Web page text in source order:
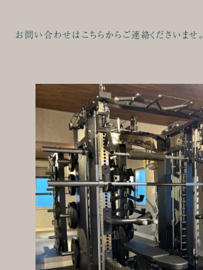
お問い合わせはこちらからご連絡くださいませ。